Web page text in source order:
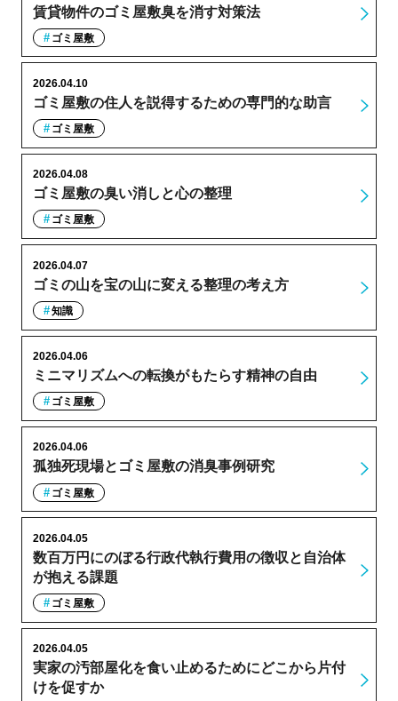
賃貸物件のゴミ屋敷臭を消す対策法
ゴミ屋敷
ゴミ屋敷の住人を説得するための専門的な助言
2026.04.10
ゴミ屋敷
ゴミ屋敷の臭い消しと心の整理
2026.04.08
ゴミ屋敷
ゴミの山を宝の山に変える整理の考え方
2026.04.07
知識
ミニマリズムへの転換がもたらす精神の自由
2026.04.06
ゴミ屋敷
孤独死現場とゴミ屋敷の消臭事例研究
2026.04.06
ゴミ屋敷
数百万円にのぼる行政代執行費用の徴収と自治体
が抱える課題
2026.04.05
ゴミ屋敷
実家の汚部屋化を食い止めるためにどこから片付
けを促すか
2026.04.05